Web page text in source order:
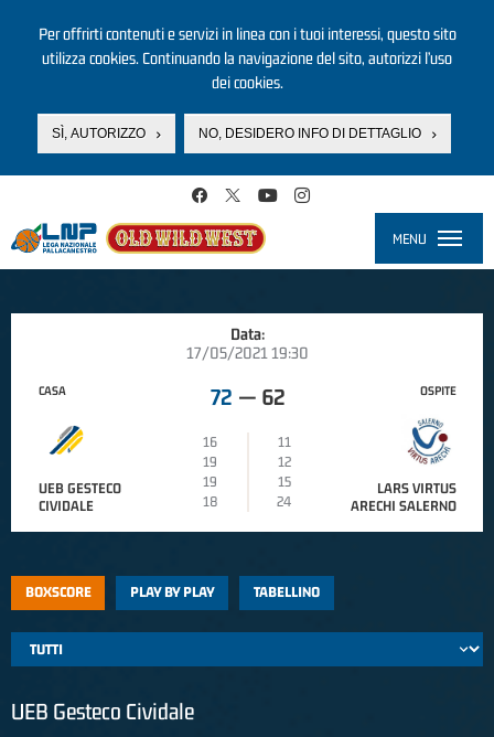
Per offrirti contenuti e servizi in linea con i tuoi interessi, questo sito
utilizza cookies. Continuando la navigazione del sito, autorizzi l’uso
dei cookies.
SÌ, AUTORIZZO NO, DESIDERO INFO DI DETTAGLIO
MENU
Data:
17/05/2021 19:30
CASA
UEB GESTECO
CIVIDALE
72 — 62
16
11
19
12
19
15
18
24
OSPITE
LARS VIRTUS
ARECHI SALERNO
BOXSCORE PLAY BY PLAY TABELLINO
UEB Gesteco Cividale